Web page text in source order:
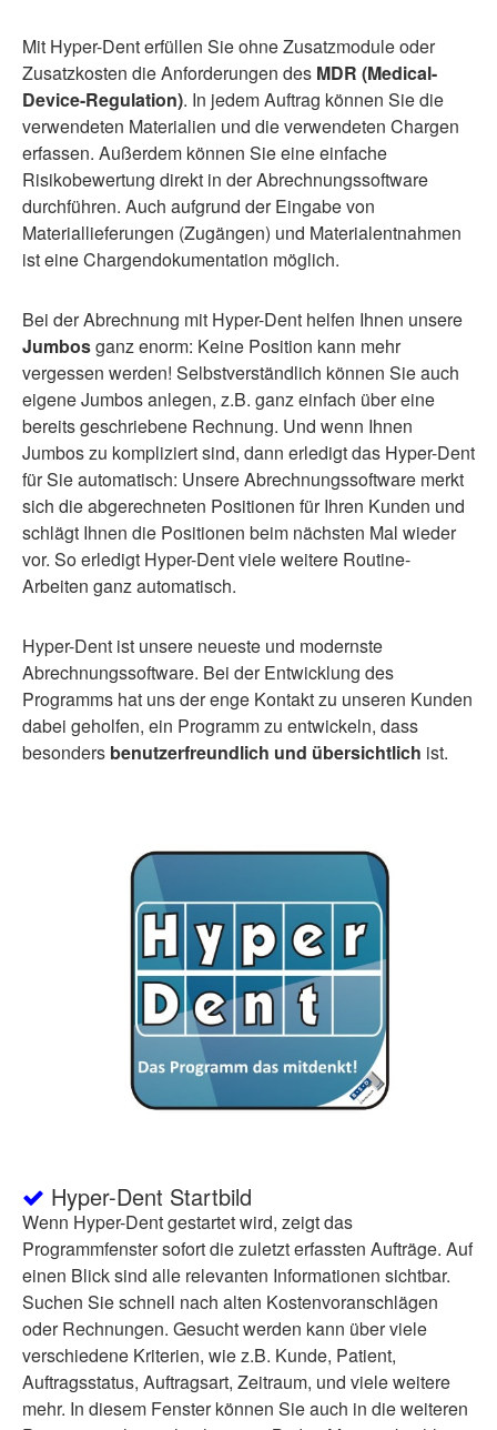
Mit Hyper-Dent erfüllen Sie ohne Zusatzmodule oder
Zusatzkosten die Anforderungen des MDR (Medical-
Device-Regulation). In jedem Auftrag können Sie die
verwendeten Materialien und die verwendeten Chargen
erfassen. Außerdem können Sie eine einfache
Risikobewertung direkt in der Abrechnungssoftware
durchführen. Auch aufgrund der Eingabe von
Materiallieferungen (Zugängen) und Materialentnahmen
ist eine Chargendokumentation möglich.
Bei der Abrechnung mit Hyper-Dent helfen Ihnen unsere
Jumbosganz enorm: Keine Position kann mehr
vergessen werden! Selbstverständlich können Sie auch
eigene Jumbos anlegen, z.B. ganz einfach über eine
bereits geschriebene Rechnung. Und wenn Ihnen
Jumbos zu kompliziert sind, dann erledigt das Hyper-Dent
für Sie automatisch: Unsere Abrechnungssoftware merkt
sich die abgerechneten Positionen für Ihren Kunden und
schlägt Ihnen die Positionen beim nächsten Mal wieder
vor. So erledigt Hyper-Dent viele weitere Routine-
Arbeiten ganz automatisch.
Hyper-Dent ist unsere neueste und modernste
Abrechnungssoftware. Bei der Entwicklung des
Programms hat uns der enge Kontakt zu unseren Kunden
dabei geholfen, ein Programm zu entwickeln, dass
besonders benutzerfreundlich und übersichtlich ist.
Hyper-Dent Startbild
Wenn Hyper-Dent gestartet wird, zeigt das
Programmfenster sofort die zuletzt erfassten Aufträge. Auf
einen Blick sind alle relevanten Informationen sichtbar.
Suchen Sie schnell nach alten Kostenvoranschlägen
oder Rechnungen. Gesucht werden kann über viele
verschiedene Kriterien, wie z.B. Kunde, Patient,
Auftragsstatus, Auftragsart, Zeitraum, und viele weitere
mehr. In diesem Fenster können Sie auch in die weiteren